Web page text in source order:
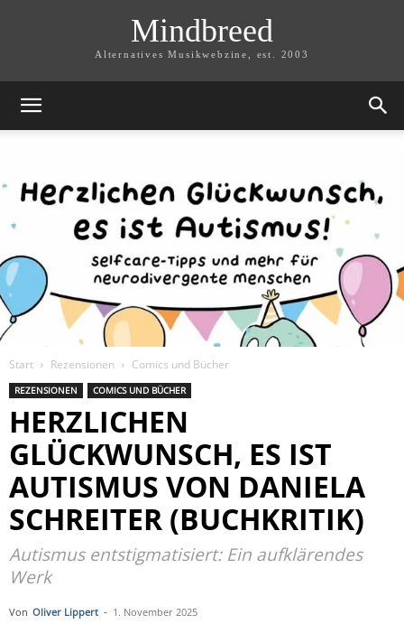
Mindbreed
Alternatives Musikwebzine, est. 2003
Start Rezensionen Comics und Bücher
REZENSIONEN COMICS UND BÜCHER
HERZLICHEN
GLÜCKWUNSCH, ES IST
AUTISMUS VON DANIELA
SCHREITER (BUCHKRITIK)
Autismus entstigmatisiert: Ein aufklärendes
Werk
Von Oliver Lippert - 1. November 2025